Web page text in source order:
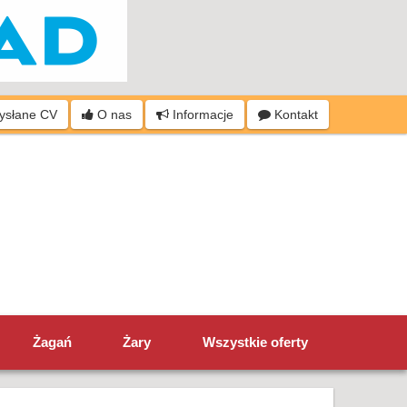
CV O nas Informacje Kontakt
Żagań Żary Wszystkie oferty